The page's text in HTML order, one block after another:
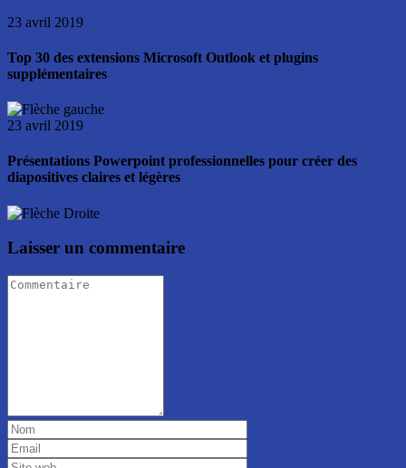
23 avril 2019
Top 30 des extensions Microsoft Outlook et plugins
supplémentaires
23 avril 2019
Présentations Powerpoint professionnelles pour créer des
diapositives claires et légères
Laisser un commentaire